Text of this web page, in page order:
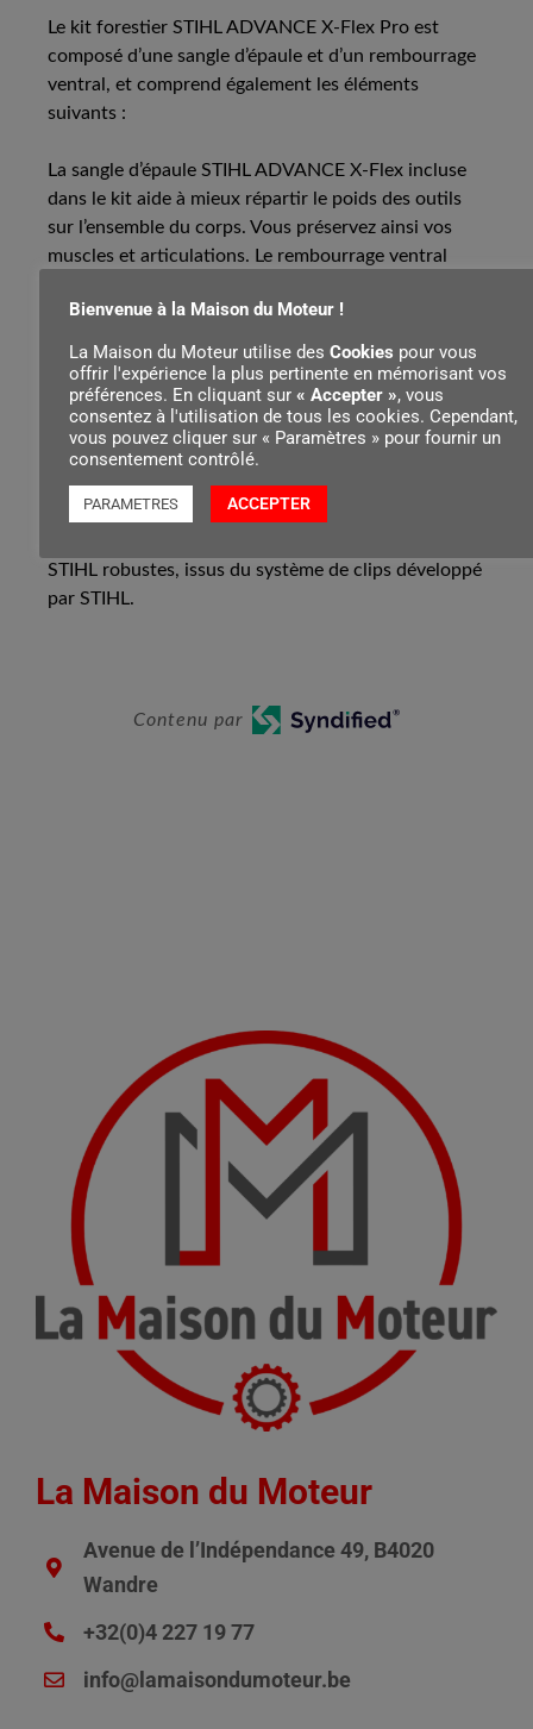
Le kit forestier STIHL ADVANCE X-Flex Pro est
composé d’une sangle d’épaule et d’un rembourrage
ventral, et comprend également les éléments
suivants :
La sangle d’épaule STIHL ADVANCE X-Flex incluse
dans le kit aide à mieux répartir le poids des outils
sur l’ensemble du corps. Vous préservez ainsi vos
muscles et articulations. Le rembourrage ventral
kit, renforce davantage le confort de port. Il ne peut
toutefois être fixé qu’à la sangle abdominale STIHL
ADVANCE X-Flex.
Pour pouvoir utiliser les poches et porte-outils ainsi
que la sangle d’épaule, la sangle abdominale STIHL
ADVANCE X-Flex est également nécessaire. Les
poches et porte-outils se fixent facilement à la
STIHL robustes, issus du système de clips développé
par STIHL.
Contenu par
La Maison du Moteur
Avenue de l’Indépendance 49, B4020
Wandre
+32(0)4 227 19 77
info@lamaisondumoteur.be
Bienvenue à la Maison du Moteur !
La Maison du Moteur utilise des Cookies pour vous
offrir l'expérience la plus pertinente en mémorisant vos
préférences. En cliquant sur « Accepter », vous
consentez à l'utilisation de tous les cookies. Cependant,
vous pouvez cliquer sur « Paramètres » pour fournir un
consentement contrôlé.
PARAMETRES ACCEPTER